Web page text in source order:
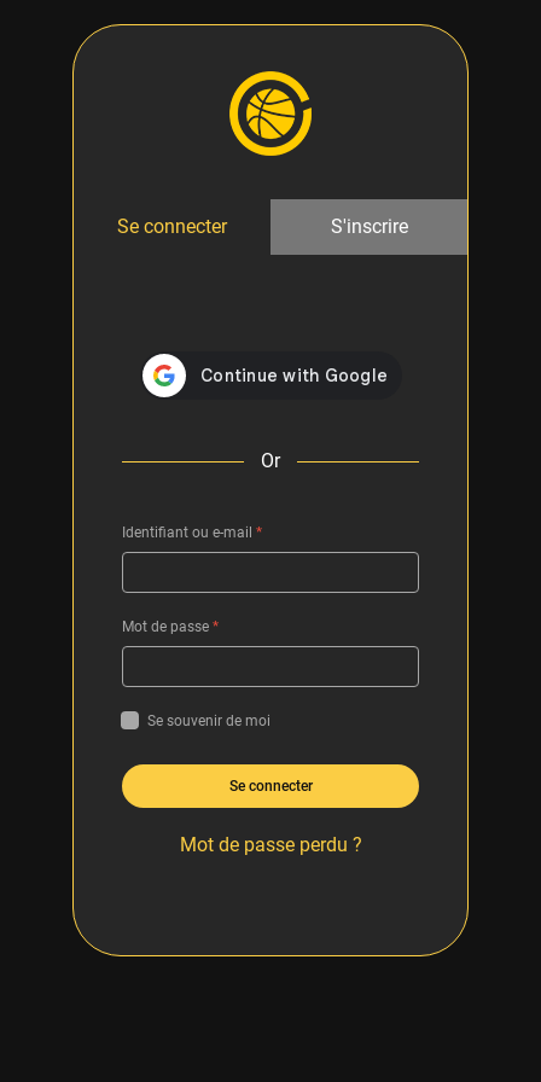
Se connecter S'inscrire
Or
Identifiant ou e-mail *
Mot de passe *
Se souvenir de moi
Se connecter
Mot de passe perdu ?